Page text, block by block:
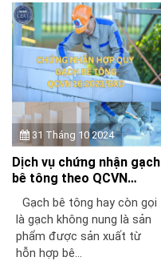
31 Tháng 10 2024
Dịch vụ chứng nhận gạch
bê tông theo QCVN
16:2023/BXD – Đúng
chuẩn Bộ Xây dựng
Gạch bê tông hay còn gọi
là gạch không nung là sản
phẩm được sản xuất từ
hỗn hợp bê...